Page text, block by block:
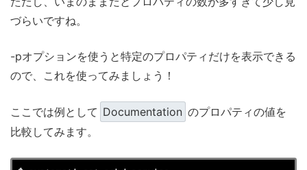
づらいですね。
-pオプションを使うと特定のプロパティだけを表示できる
ので、これを使ってみましょう！
ここでは例として Documentation のプロパティの値を
比較してみます。